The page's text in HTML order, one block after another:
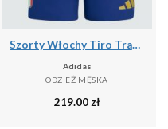
Szorty Włochy Tiro Travel
Adidas
ODZIEŻ MĘSKA
219.00 zł